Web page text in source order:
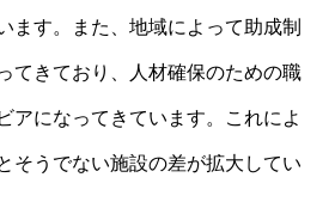
ます。また、地域によって助成制
てきており、人材確保のための職
アになってきています。これによ
そうでない施設の差が拡大してい